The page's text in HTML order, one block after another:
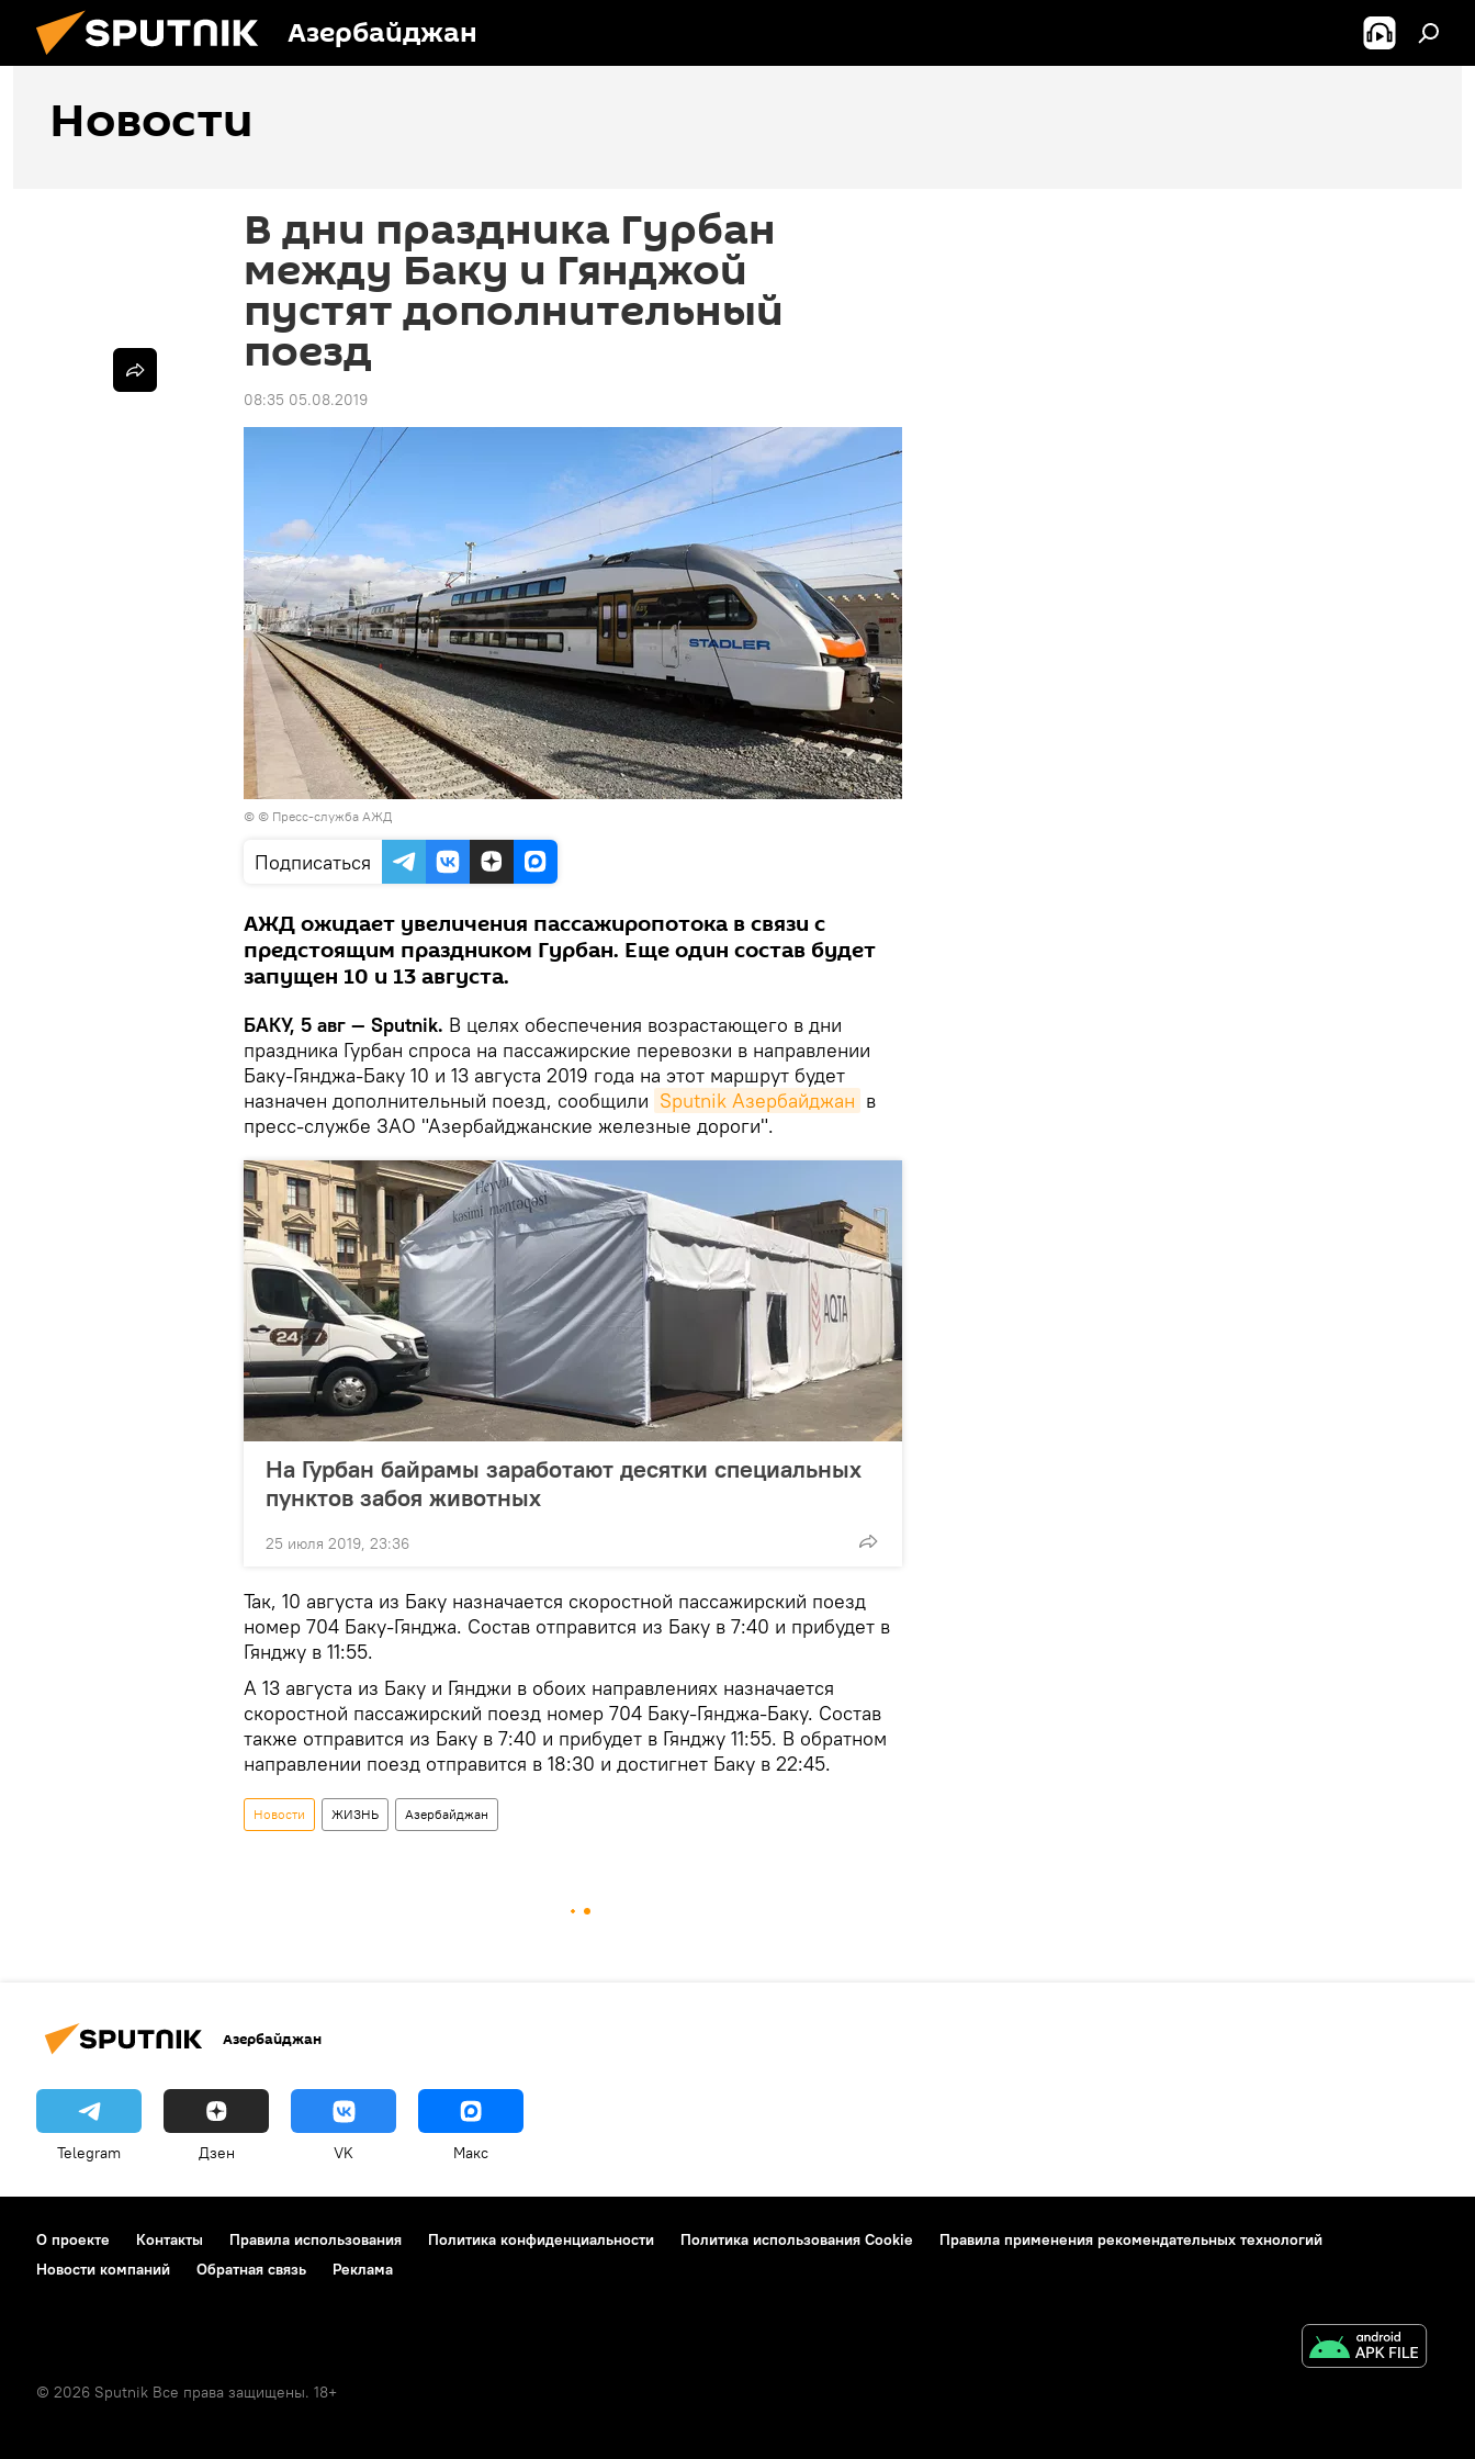
Азербайджан
Новости
В дни праздника Гурбан
между Баку и Гянджой
пустят дополнительный
поезд
08:35 05.08.2019
© © Пресс-служба АЖД
Подписаться
АЖД ожидает увеличения пассажиропотока в связи с
предстоящим праздником Гурбан. Еще один состав будет
запущен 10 и 13 августа.
БАКУ, 5 авг — Sputnik. В целях обеспечения возрастающего в дни
праздника Гурбан спроса на пассажирские перевозки в направлении
Баку-Гянджа-Баку 10 и 13 августа 2019 года на этот маршрут будет
назначен дополнительный поезд, сообщили Sputnik Азербайджан в
пресс-службе ЗАО "Азербайджанские железные дороги".
На Гурбан байрамы заработают десятки специальных
пунктов забоя животных
25 июля 2019, 23:36
Так, 10 августа из Баку назначается скоростной пассажирский поезд
номер 704 Баку-Гянджа. Состав отправится из Баку в 7:40 и прибудет в
Гянджу в 11:55.
А 13 августа из Баку и Гянджи в обоих направлениях назначается
скоростной пассажирский поезд номер 704 Баку-Гянджа-Баку. Состав
также отправится из Баку в 7:40 и прибудет в Гянджу 11:55. В обратном
направлении поезд отправится в 18:30 и достигнет Баку в 22:45.
Новости ЖИЗНЬ Азербайджан
Азербайджан
Telegram Дзен VK Макс
О проекте Контакты Правила использования Политика конфиденциальности Политика использования Cookie
Правила применения рекомендательных технологий
Новости компаний
Обратная связь Реклама
© 2026 Sputnik Все права защищены. 18+